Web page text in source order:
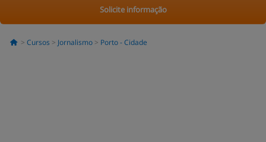
Solicite informação
Cursos Jornalismo Porto - Cidade